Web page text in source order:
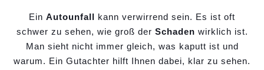
Ein Autounfall kann verwirrend sein. Es ist oft
schwer zu sehen, wie groß der Schaden wirklich ist.
Man sieht nicht immer gleich, was kaputt ist und
warum. Ein Gutachter hilft Ihnen dabei, klar zu sehen.